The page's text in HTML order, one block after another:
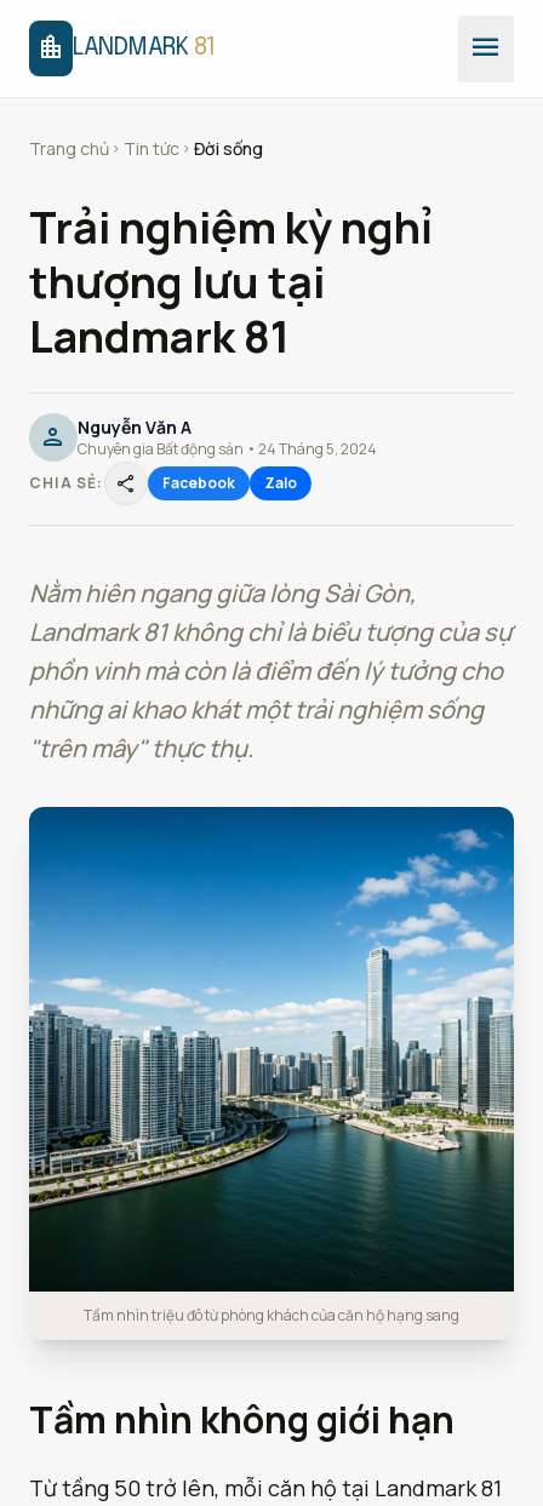
location_city LANDMARK 81 menu
Trang chủ chevron_right Tin tức chevron_right Đời sống
Trải nghiệm kỳ nghỉ
thượng lưu tại
Landmark 81
person Nguyễn Văn A
Chuyên gia Bất động sản • 24 Tháng 5, 2024
CHIA SẺ:
share Facebook Zalo
Nằm hiên ngang giữa lòng Sài Gòn,
Landmark 81 không chỉ là biểu tượng của sự
phồn vinh mà còn là điểm đến lý tưởng cho
những ai khao khát một trải nghiệm sống
"trên mây" thực thụ.
Tầm nhìn triệu đô từ phòng khách của căn hộ hạng sang
Tầm nhìn không giới hạn
Từ tầng 50 trở lên, mỗi căn hộ tại Landmark 81